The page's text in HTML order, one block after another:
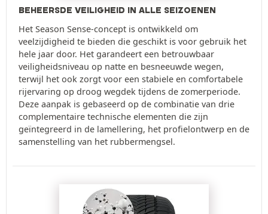
BEHEERSDE VEILIGHEID IN ALLE SEIZOENEN
Het Season Sense-concept is ontwikkeld om
veelzijdigheid te bieden die geschikt is voor gebruik het
hele jaar door. Het garandeert een betrouwbaar
veiligheidsniveau op natte en besneeuwde wegen,
terwijl het ook zorgt voor een stabiele en comfortabele
rijervaring op droog wegdek tijdens de zomerperiode.
Deze aanpak is gebaseerd op de combinatie van drie
complementaire technische elementen die zijn
geïntegreerd in de lamellering, het profielontwerp en de
samenstelling van het rubbermengsel.